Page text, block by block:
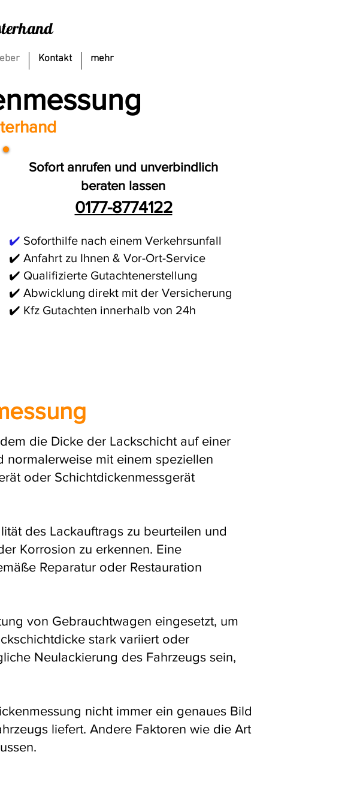
Kontakt mehr
Sofort anrufen und unverbindlich
beraten lassen
0177-8774122
✔️ Soforthilfe nach einem Verkehrsunfall
✔️ Anfahrt zu Ihnen & Vor-Ort-Service
✔️ Qualifizierte Gutachtenerstellung
✔️ Abwicklung direkt mit der Versicherung
✔️ Kfz Gutachten innerhalb von 24h
die Dicke der Lackschicht auf einer
normalerweise mit einem speziellen
oder Schichtdickenmessgerät
des Lackauftrags zu beurteilen und
Korrosion zu erkennen. Eine
Reparatur oder Restauration
von Gebrauchtwagen eingesetzt, um
stark variiert oder
Neulackierung des Fahrzeugs sein,
nicht immer ein genaues Bild
liefert. Andere Faktoren wie die Art